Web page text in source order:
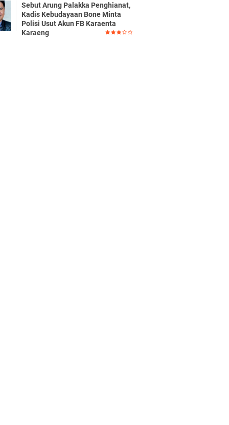
Sebut Arung Palakka Penghianat,
Kadis Kebudayaan Bone Minta
Polisi Usut Akun FB Karaenta
Karaeng